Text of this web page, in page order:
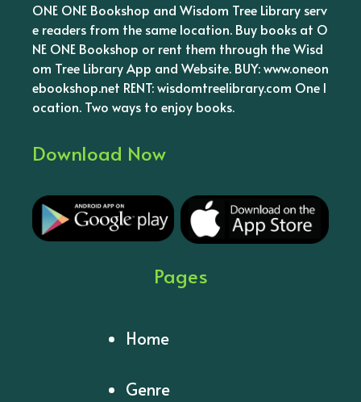
ONE ONE Bookshop and Wisdom Tree Library serv
e readers from the same location. Buy books at O
NE ONE Bookshop or rent them through the Wisd
om Tree Library App and Website. BUY: www.oneon
ebookshop.net RENT: wisdomtreelibrary.com One l
ocation. Two ways to enjoy books.
Download Now
Pages
Home
Genre